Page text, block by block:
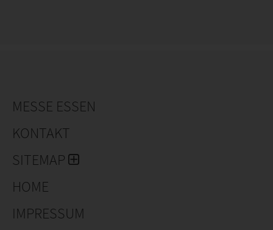
MESSE ESSEN
KONTAKT
SITEMAP
HOME
IMPRESSUM